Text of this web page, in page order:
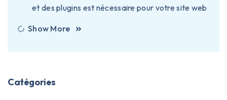
et des plugins est nécessaire pour votre site web
Show More
Catégories